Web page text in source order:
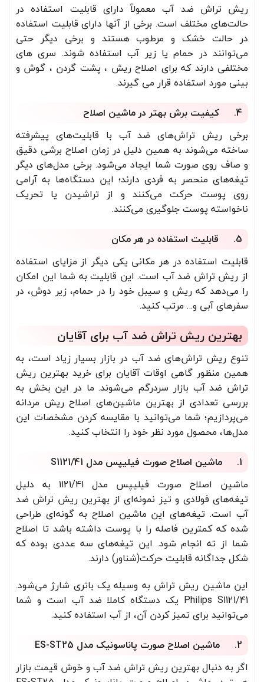
ریش تراش ضد آب معمولاً دارای قابلیت استفاده در
حالت‌های مختلف است. برخی از آنها دارای قابلیت استفاده
در حالت خشک و مرطوب هستند و برخی دیگر حتی
می‌توانند در حمام یا زیر آب استفاده شوند. سری های
مختلفی دارند که برای اصلاح ریش ، پشت گردن ، گوش و
بینی مورد استفاده قرار می گیرند.
4. کیفیت برش بهتر در ماشین اصلاح
برخی ریش تراش‌های ضد آب با قابلیت‌های پیشرفته
ساخته می‌شوند به همین دلیل در زمان اصلاح برشی دقیق
و صاف روی صورت شما ایجاد می‌شود. برخی مدل‌های دیگر
تیغه‌های منحصر به فردی دارند؛ این دستگاه‌ها به آرامی
روی پوست حرکت می‌کنند و از تراشیدن یا تحریک
ناخواسته پوست جلوگیری می‌کنند.
5. قابلیت استفاده در هر مکان
قابلیت استفاده در هر مکانی یکی دیگر از مزایای استفاده
از ریش تراش ضد آب است. این قابلیت به شما این امکان
را می‌دهد که ریش و سیبل خود را در حمام، زیر دوش، در
سفرهای آبی و… مرتب کنید.
بهترین ریش تراش ضد آب برای آقایان
تنوع ریش تراش‌های ضد آب در بازار بسیار زیاد است، به
همین منظور گاهی اوقات آقایان برای خرید بهترین ریش
تراش ضد آب بازار سردرگم می‌شوند. ما در این بخش به
بررسی تعدادی از بهترین ماشین‌های اصلاح ریش مردانه
می‌پردازیم؛ شما می‌توانید با مقایسه کردن مشخصات این
مدل‌ها، محصول مورد نظر خود را انتخاب کنید.
1. ماشین اصلاح صورت فیلیپس مدل S1121/41
ماشین اصلاح صورت فیلیپس مدل 1121/41 به دلیل
تیغه‌های فولادی و تیز نمونه‌ای از بهترین ریش تراش ضد
آب است. تیغه‌های این ماشین اصلاح به گونه‌ای طراحی
شده که کمترین فاصله را با پوست داشته باشد تا اصلاح
شما از ته انجام شود. این تیغه‌های سه عددی بوده که
شکل جداگانه قابلیت حرکت(شناور) دارند.
این ماشین ریش تراش به وسیله یک باتری شارژ می‌شود.
Philips S1121/41 یک دستگاه کاملا ضد آب است و شما
می‌توانید برای تمیز کردن آن، از آب استفاده کنید.
2. ماشین اصلاح صورت پاناسونیک مدل ES-ST25
اگر به دنبال بهترین ریش تراش ضد آب و خوش قیمت بازار